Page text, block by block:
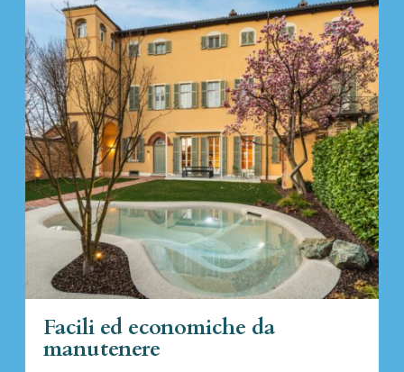
Facili ed economiche da
manutenere